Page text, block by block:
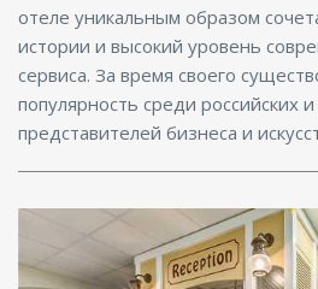
отеле уникальным образом
истории и высокий уровень
сервиса. За время своего
популярность среди российских
представителей бизнеса и